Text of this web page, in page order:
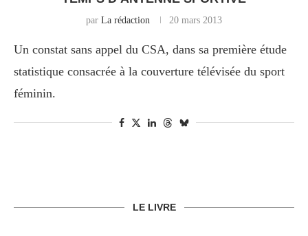
par La rédaction 20 mars 2013
Un constat sans appel du CSA, dans sa première étude
statistique consacrée à la couverture télévisée du sport
féminin.
LE LIVRE